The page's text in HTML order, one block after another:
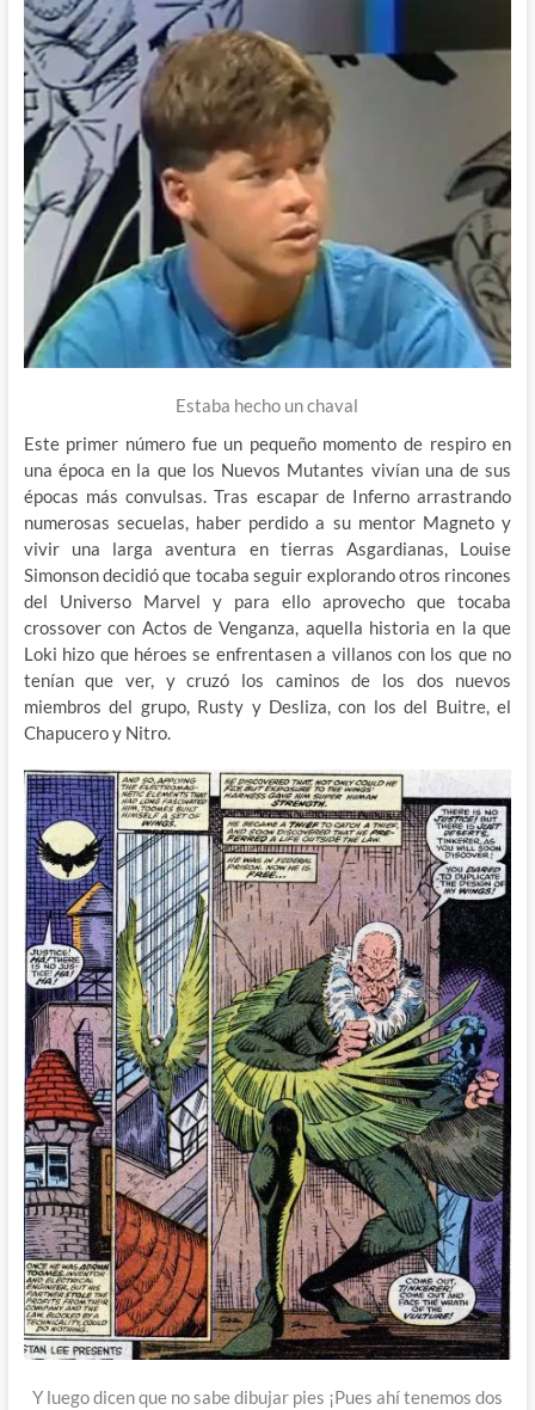
Estaba hecho un chaval
Este primer número fue un pequeño momento de respiro en
una época en la que los Nuevos Mutantes vivían una de sus
épocas más convulsas. Tras escapar de Inferno arrastrando
numerosas secuelas, haber perdido a su mentor Magneto y
vivir una larga aventura en tierras Asgardianas, Louise
Simonson decidió que tocaba seguir explorando otros rincones
del Universo Marvel y para ello aprovecho que tocaba
crossover con Actos de Venganza, aquella historia en la que
Loki hizo que héroes se enfrentasen a villanos con los que no
tenían que ver, y cruzó los caminos de los dos nuevos
miembros del grupo, Rusty y Desliza, con los del Buitre, el
Chapucero y Nitro.
Y luego dicen que no sabe dibujar pies ¡Pues ahí tenemos dos